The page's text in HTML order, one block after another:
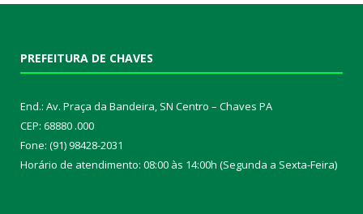
PREFEITURA DE CHAVES
End.: Av. Praça da Bandeira, SN Centro – Chaves PA
CEP: 68880 .000
Fone: (91) 98428-2031
Horário de atendimento: 08:00 às 14:00h (Segunda a Sexta-Feira)